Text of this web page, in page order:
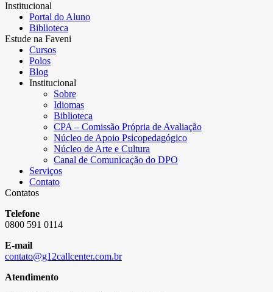
Institucional
Portal do Aluno
Biblioteca
Estude na Faveni
Cursos
Polos
Blog
Institucional
Sobre
Idiomas
Biblioteca
CPA – Comissão Própria de Avaliação
Núcleo de Apoio Psicopedagógico
Núcleo de Arte e Cultura
Canal de Comunicação do DPO
Serviços
Contato
Contatos
Telefone
0800 591 0114
E-mail
contato@g12callcenter.com.br
Atendimento